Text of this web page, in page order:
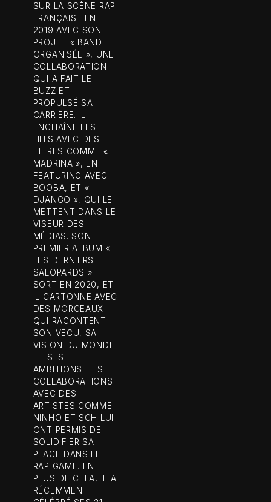
SUR LA SCÈNE RAP
FRANÇAISE EN
2019 AVEC SON
PROJET « BANDE
ORGANISÉE », UNE
COLLABORATION
QUI A FAIT LE
BUZZ ET
PROPULSÉ SA
CARRIÈRE. IL
ENCHAÎNE LES
HITS AVEC DES
TITRES COMME «
MADRINA », EN
FEATURING AVEC
BOOBA, ET «
DJANGO », QUI LE
METTENT DANS LE
VISEUR DES
MÉDIAS. SON
PREMIER ALBUM «
LES DERNIERS
SALOPARDS »
SORT EN 2020, ET
IL CARTONNE AVEC
DES MORCEAUX
QUI RACONTENT
SON VÉCU, SA
VISION DU MONDE
ET SES
AMBITIONS. LES
COLLABORATIONS
AVEC DES
ARTISTES COMME
NINHO ET SCH LUI
ONT PERMIS DE
SOLIDIFIER SA
PLACE DANS LE
RAP GAME. EN
PLUS DE CELA, IL A
RÉCEMMENT